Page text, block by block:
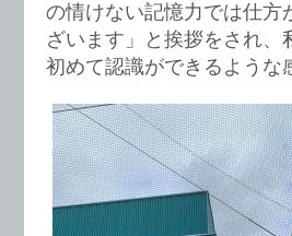
の情けない記憶力では仕
ざいます」と挨拶をされ
初めて認識ができるような